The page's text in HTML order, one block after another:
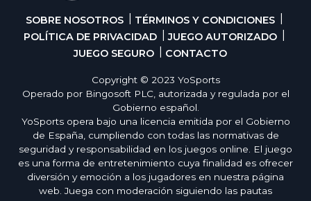
SOBRE NOSOTROS
TÉRMINOS Y CONDICIONES
POLÍTICA DE PRIVACIDAD
JUEGO AUTORIZADO
JUEGO SEGURO
CONTACTO
Copyright © 2023 YoSports
Operado por Bingosoft PLC, autorizada y regulada por el
Gobierno español.
YoSports opera bajo una licencia emitida por el Gobierno
de España, cumpliendo con todas las normativas de
seguridad y responsabilidad en los juegos online. El juego
es una forma de entretenimiento cuya finalidad es ofrecer
diversión y emoción a los jugadores en nuestra página
web. Juega con moderación siguiendo las pautas